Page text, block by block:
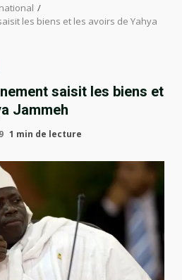
les biens et les avoirs de Yahya
saisit les biens et
Jammeh
1 min de lecture